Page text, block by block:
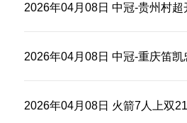
2026年04月08日 中冠-贵州村
2026年04月08日 中冠-重庆笛
2026年04月08日 火箭7人上双